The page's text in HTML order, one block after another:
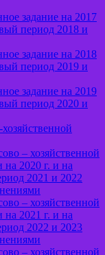
задание на 2017
период 2018 и
задание на 2018
период 2019 и
задание на 2019
период 2020 и
– хозяйственной
на 2020 г. и на
2021 и 2022
– хозяйственной
на 2021 г. и на
2022 и 2023
– хозяйственной